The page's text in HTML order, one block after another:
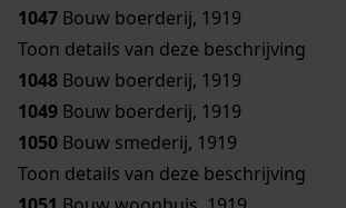
1047 Bouw boerderij, 1919
Toon details van deze beschrijving
1048 Bouw boerderij, 1919
1049 Bouw boerderij, 1919
1050 Bouw smederij, 1919
Toon details van deze beschrijving